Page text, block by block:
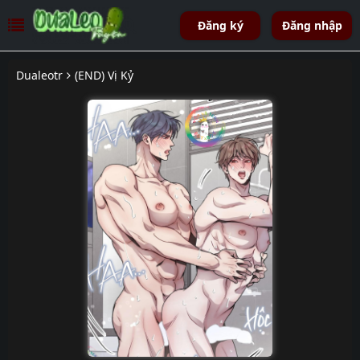
Đăng ký Đăng nhập
Dualeotr (END) Vị Kỷ